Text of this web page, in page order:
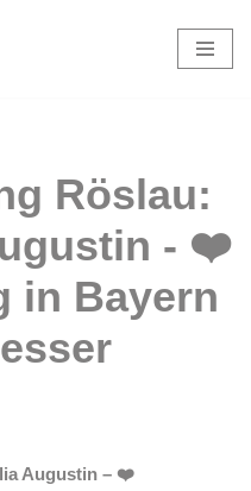
Augustin – ❤️